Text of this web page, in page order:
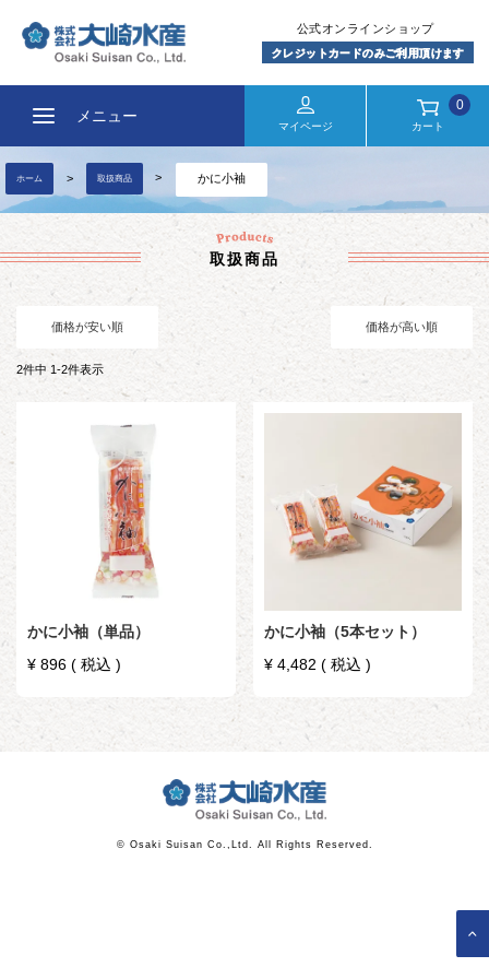
メニュー
マイページ カート
0
ホーム 取扱商品 かに小袖
取扱商品
価格が安い順 価格が高い順
2件中 1 -2件表示
かに小袖（単品）
¥ 896 税込
かに小袖（5本セット）
¥ 4,482 税込
© Osaki Suisan Co.,Ltd. All Rights Reserved.